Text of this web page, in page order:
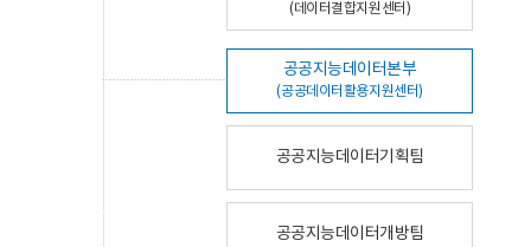
(데이터결합지원센터)
공공지능데이터본부
(공공데이터활용지원센터)
공공지능데이터기획팀
공공지능데이터개방팀